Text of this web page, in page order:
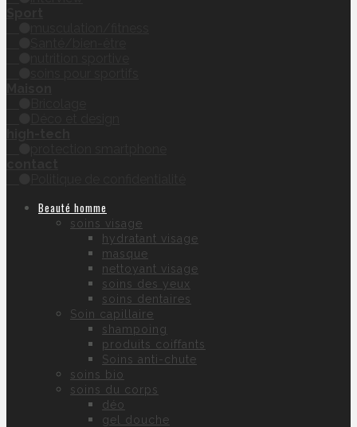
Beauté homme
soins visage
hydratant visage
masque
nettoyant visage
soins des yeux
soins dentaires
Soin capillaire
shampoing
produits coiffants
Soins anti-chute
soins bio
soins du corps
déo
gel douche